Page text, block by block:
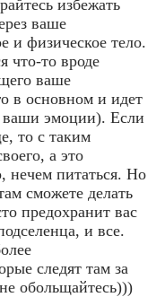
избежать
ваше
и физическое тело.
что-то вроде
ваше
в основном и идет
ваши эмоции). Если
то с таким
а это
нечем питаться. Но
сможете делать
предохранит вас
и все.
следят там за
обольщайтесь)))